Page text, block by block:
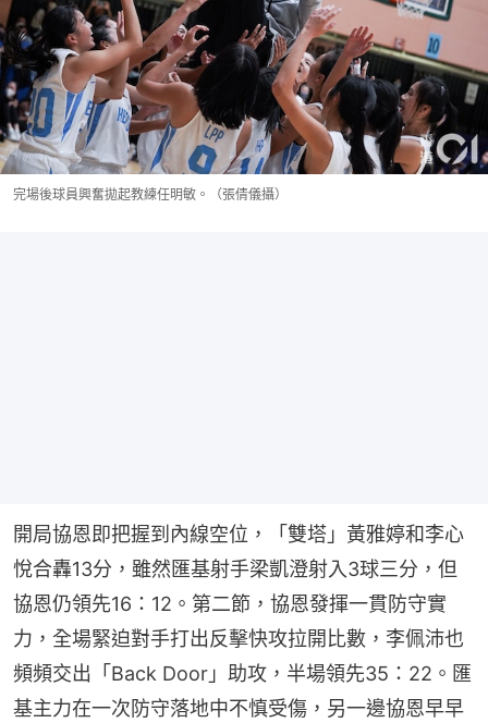
完場後球員興奮拋起教練任明敏。（張倩儀攝）
開局協恩即把握到內線空位，「雙塔」黃雅婷和李心
悅合轟13分，雖然匯基射手梁凱澄射入3球三分，但
協恩仍領先16：12。第二節，協恩發揮一貫防守實
力，全場緊迫對手打出反擊快攻拉開比數，李佩沛也
頻頻交出「Back Door」助攻，半場領先35：22。匯
基主力在一次防守落地中不慎受傷，另一邊協恩早早